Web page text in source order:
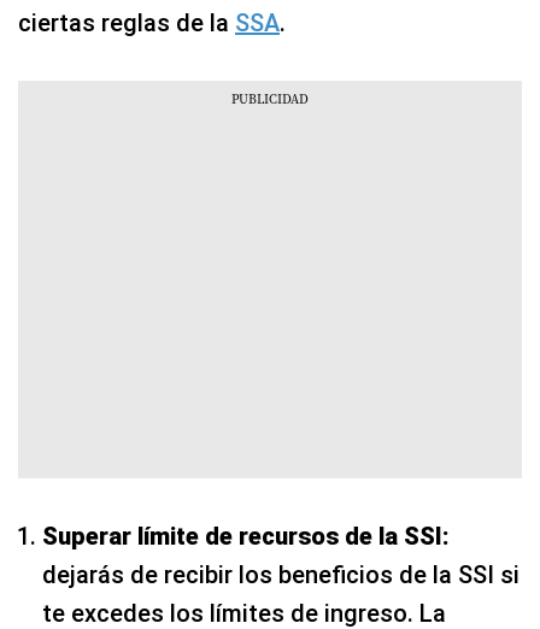
ciertas reglas de la SSA.
Superar límite de recursos de la SSI:
dejarás de recibir los beneficios de la SSI si
te excedes los límites de ingreso. La